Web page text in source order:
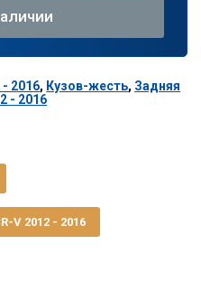
- 2016, Кузов-жесть, Задняя
- 2016
V 2012 - 2016